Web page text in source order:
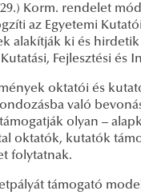
Korm. rendelet
az Egyetemi
alakítják ki és
Fejlesztési és
oktatói és
való
olyan –
oktatók, kutatók
folytatnak.
támogató